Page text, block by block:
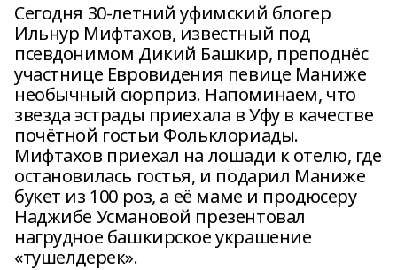
Сегодня 30-летний уфимский блогер
Ильнур Мифтахов, известный под
псевдонимом Дикий Башкир, преподнёс
участнице Евровидения певице Маниже
необычный сюрприз. Напоминаем, что
звезда эстрады приехала в Уфу в качестве
почётной гостьи Фольклориады.
Мифтахов приехал на лошади к отелю, где
остановилась гостья, и подарил Маниже
букет из 100 роз, а её маме и продюсеру
Наджибе Усмановой презентовал
нагрудное башкирское украшение
«тушелдерек».